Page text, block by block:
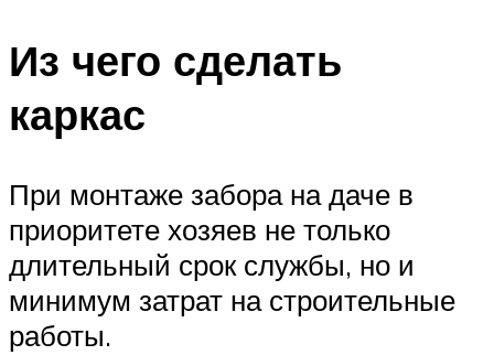
Из чего сделать
каркас
При монтаже забора на даче в
приоритете хозяев не только
длительный срок службы, но и
минимум затрат на строительные
работы.